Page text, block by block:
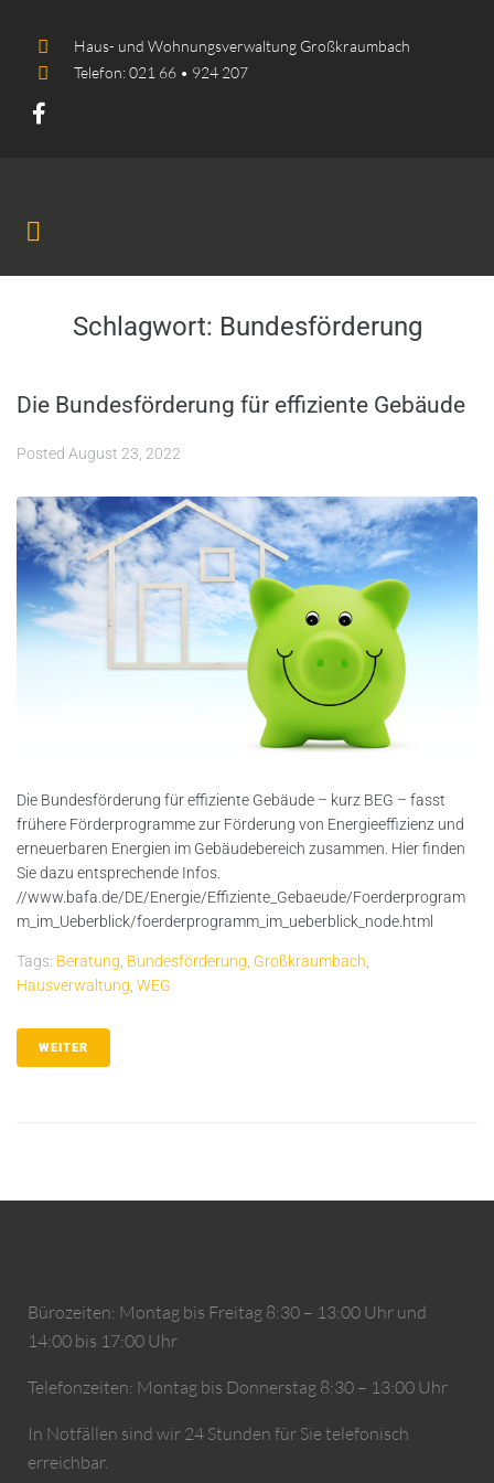
Haus- und Wohnungsverwaltung Großkraumbach
Telefon: 021 66 • 924 207
Schlagwort: Bundesförderung
Die Bundesförderung für effiziente Gebäude
Posted August 23, 2022
Die Bundesförderung für effiziente Gebäude – kurz BEG – fasst
frühere Förderprogramme zur Förderung von Energieeffizienz und
erneuerbaren Energien im Gebäudebereich zusammen. Hier finden
Sie dazu entsprechende Infos.
//www.bafa.de/DE/Energie/Effiziente_Gebaeude/Foerderprogram
m_im_Ueberblick/foerderprogramm_im_ueberblick_node.html
Tags: Beratung, Bundesförderung, Großkraumbach,
Hausverwaltung, WEG
WEITER
Bürozeiten: Montag bis Freitag 8:30 – 13:00 Uhr und
14:00 bis 17:00 Uhr
Telefonzeiten: Montag bis Donnerstag 8:30 – 13:00 Uhr
In Notfällen sind wir 24 Stunden für Sie telefonisch
erreichbar.